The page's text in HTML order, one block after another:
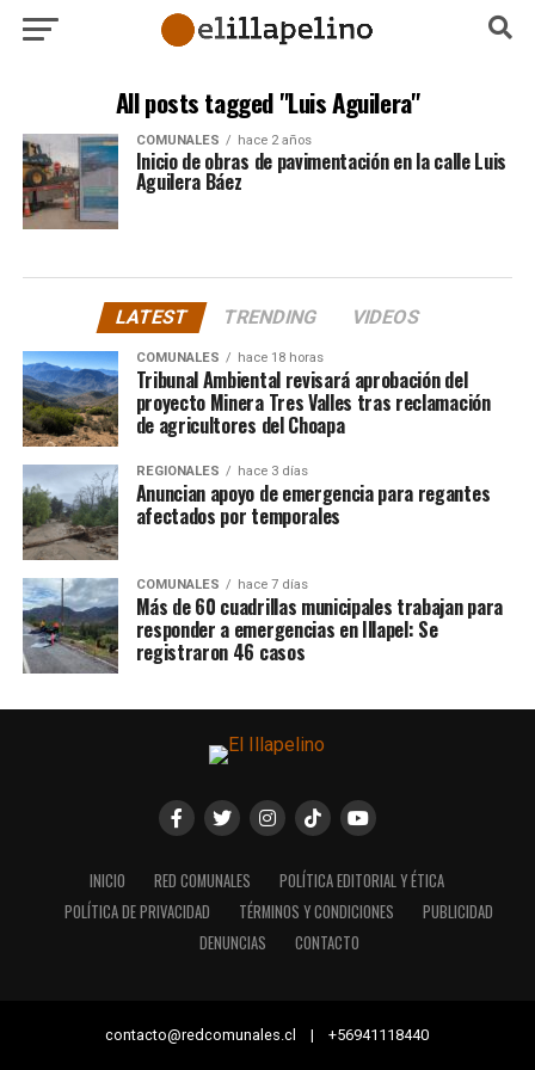
All posts tagged "Luis Aguilera"
COMUNALES hace 2 años
Inicio de obras de pavimentación en la calle Luis
Aguilera Báez
LATEST TRENDING VIDEOS
COMUNALES hace 18 horas
Tribunal Ambiental revisará aprobación del
proyecto Minera Tres Valles tras reclamación
de agricultores del Choapa
REGIONALES hace 3 días
Anuncian apoyo de emergencia para regantes
afectados por temporales
COMUNALES hace 7 días
Más de 60 cuadrillas municipales trabajan para
responder a emergencias en Illapel: Se
registraron 46 casos
INICIO RED COMUNALES
POLÍTICA EDITORIAL Y ÉTICA
POLÍTICA DE PRIVACIDAD
TÉRMINOS Y CONDICIONES
PUBLICIDAD
DENUNCIAS
CONTACTO
contacto@redcomunales.cl | +56941118440